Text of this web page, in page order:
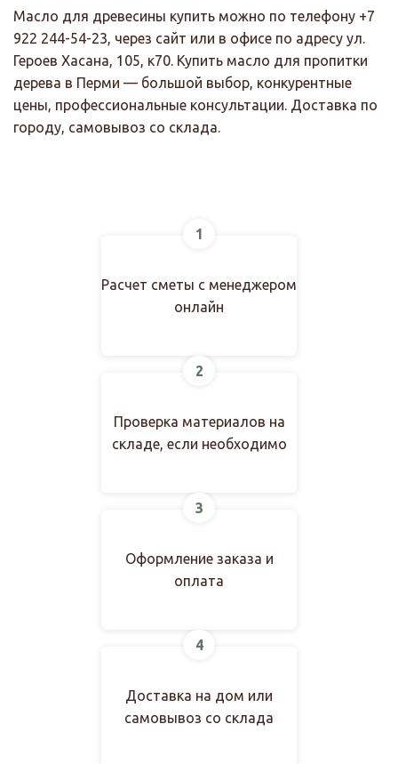
Масло для древесины купить можно по телефону +7
922 244-54-23, через сайт или в офисе по адресу ул.
Героев Хасана, 105, к70. Купить масло для пропитки
дерева в Перми — большой выбор, конкурентные
цены, профессиональные консультации. Доставка по
городу, самовывоз со склада.
1
Расчет сметы с менеджером
онлайн
2
Проверка материалов на
складе, если необходимо
3
Оформление заказа и
оплата
4
Доставка на дом или
самовывоз со склада